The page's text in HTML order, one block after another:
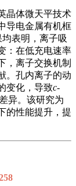
晶体微天平技术
导电金属有机框
表明，离子吸
：在低充电速率
，离子交换机制
。孔内离子的动
变化，导致c-
异。该研究为
的性能提升，提